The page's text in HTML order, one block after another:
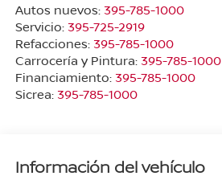
Autos nuevos: 395-785-1000
Servicio: 395-725-2919
Refacciones: 395-785-1000
Carrocería y Pintura: 395-785-1000
Financiamiento: 395-785-1000
Sicrea: 395-785-1000
Información del vehículo